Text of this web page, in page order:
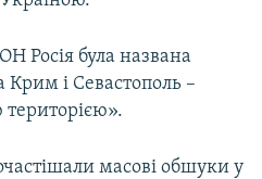
Росія була названа
і Севастополь –
масові обшуки у